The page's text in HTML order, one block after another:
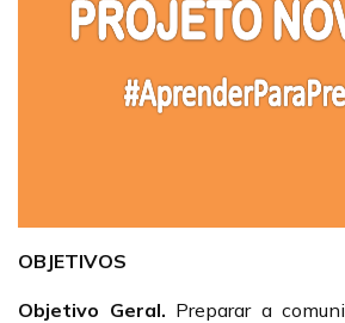
OBJETIVOS
Objetivo Geral. Preparar a